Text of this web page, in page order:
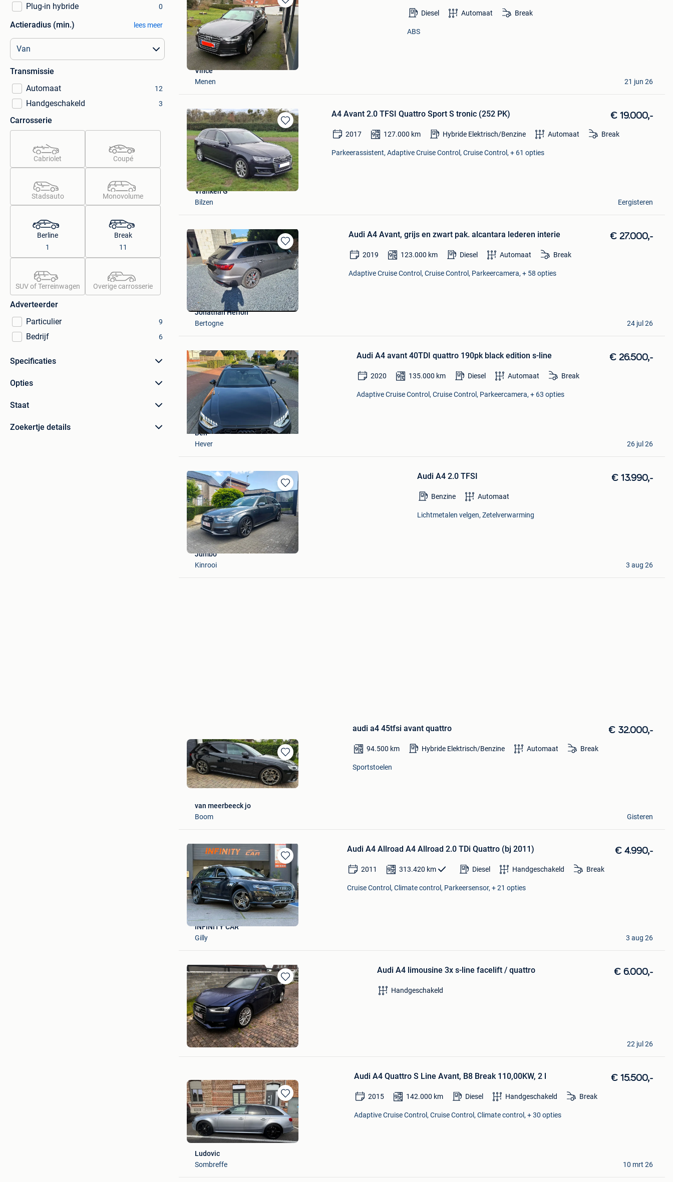
Plug-in hybride 0
Actieradius (min.) lees meer
Transmissie
Automaat
12
Handgeschakeld 3
Carrosserie
Cabriolet Coupé
Stadsauto Monovolume
Berline
1
Break
11
SUV of Terreinwagen Overige carrosserie
Adverteerder
Particulier
9
Bedrijf 6
Specificaties
Opties
Staat
Zoekertje details
Bewaren
in
Mijn
Favorieten
Diesel Automaat Break
ABS
Vince
Menen
21 jun 26
Bewaren
in
Mijn
Favorieten
A4 Avant 2.0 TFSI Quattro Sport S tronic (252 PK) € 19.000,-
2017 127.000 km Hybride Elektrisch/Benzine Automaat Break
Parkeerassistent, Adaptive Cruise Control, Cruise Control, + 61 opties
Vranken G
Bilzen
Eergisteren
Bewaren
in
Mijn
Favorieten
Audi A4 Avant, grijs en zwart pak. alcantara lederen interie € 27.000,-
2019 123.000 km Diesel Automaat Break
Adaptive Cruise Control, Cruise Control, Parkeercamera, + 58 opties
Jonathan Herion
Bertogne
24 jul 26
Mijn
Favorieten
Audi A4 avant 40TDI quattro 190pk black edition s-line € 26.500,-
2020 135.000 km Diesel Automaat Break
Adaptive Cruise Control, Cruise Control, Parkeercamera, + 63 opties
Ben
Hever
26 jul 26
Bewaren
in
Mijn
Favorieten
Audi A4 2.0 TFSI € 13.990,-
Benzine Automaat
Lichtmetalen velgen, Zetelverwarming
Jumbo
Kinrooi
3 aug 26
Bewaren
in
Mijn
Favorieten
audi a4 45tfsi avant quattro € 32.000,-
94.500 km Hybride Elektrisch/Benzine Automaat Break
Sportstoelen
van meerbeeck jo
Boom
Gisteren
Bewaren
in
Mijn
Favorieten
Audi A4 Allroad A4 Allroad 2.0 TDi Quattro (bj 2011) € 4.990,-
2011 313.420 km Diesel Handgeschakeld Break
Cruise Control, Climate control, Parkeersensor, + 21 opties
INFINITY CAR
Gilly
3 aug 26
Bewaren
in
Mijn
Favorieten
Audi A4 limousine 3x s-line facelift / quattro € 6.000,-
Handgeschakeld
auto tino
Tubize
22 jul 26
Bewaren
in
Mijn
Favorieten
Audi A4 Quattro S Line Avant, B8 Break 110,00KW, 2 l € 15.500,-
2015 142.000 km Diesel Handgeschakeld Break
Adaptive Cruise Control, Cruise Control, Climate control, + 30 opties
Ludovic
Sombreffe
10 mrt 26